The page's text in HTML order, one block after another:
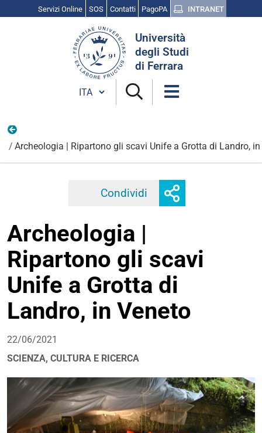
Servizi Online SOS Contatti PagoPA INTRANET
Università
degli Studi
di Ferrara
Cambia lingua
Archeologia | Ripartono gli scavi Unife a Grotta di Landro,
Condividi Facebook
condivisione
Archeologia |
Ripartono gli scavi
Unife a Grotta di
Landro, in Veneto
22/06/2021
SCIENZA, CULTURA E RICERCA